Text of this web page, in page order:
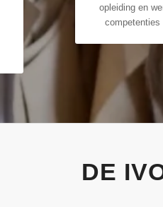
opleiding en
competenties
DE